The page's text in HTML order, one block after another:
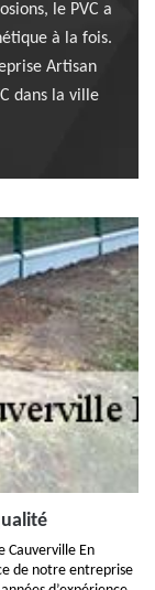
le PVC a
à la fois.
Artisan
dans la ville
Cauverville En
de notre entreprise